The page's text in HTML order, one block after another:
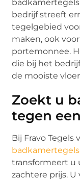
bedrijf streeft
tegelgebied
maken, ook
portemonnee.
die bij het
de mooiste
Zoekt u
tegen
Bij Fravo
transformeert u
zachtere prijs.